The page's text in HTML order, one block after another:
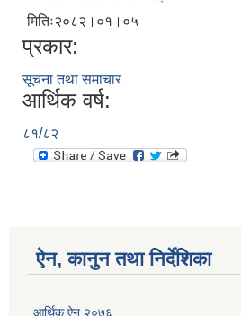
मितिः२०८२।०१।०५
प्रकार:
सूचना तथा समाचार
आर्थिक वर्ष:
८१/८२
ऐन, कानुन तथा निर्देशिका
आर्थिक ऐन २०७६